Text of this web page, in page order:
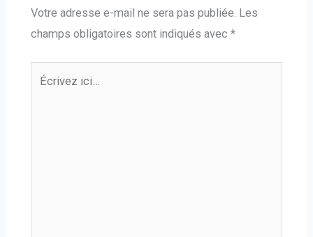
Votre adresse e-mail ne sera pas publiée. Les
champs obligatoires sont indiqués avec *